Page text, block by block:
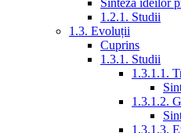
Sinteza ideilor
1.2.1. Studii
1.3. Evoluții
Cuprins
1.3.1. Studii
1.3.1.1.
1.3.1.2.
1.3.1.3.